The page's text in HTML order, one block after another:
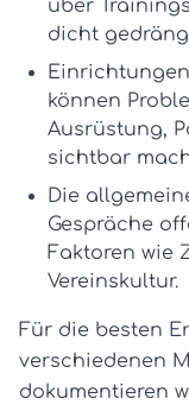
über
dicht
können
Ausrüstung,
sichtbar
Die
Gespräche
Faktoren wie
Vereinskultur.
Für die besten
verschiedenen
dokumentieren